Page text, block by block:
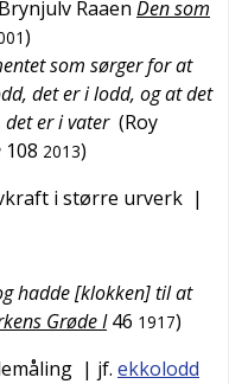
Brynjulv Raaen Den som
)
som sørger for at
det er i lodd, og at det
er i vater (Roy
108 2013)
i større urverk |
hadde [klokken] til at
Grøde I 46 1917)
| jf. ekkolodd